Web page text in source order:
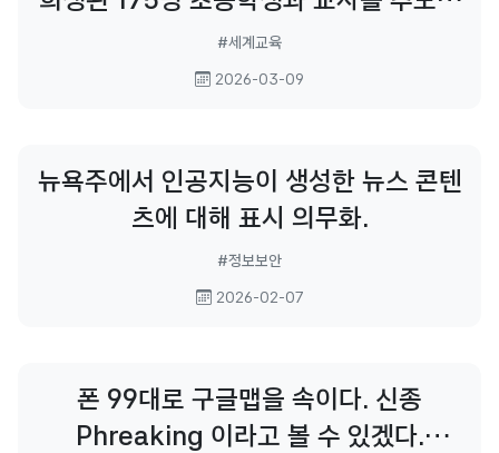
니다. 어떤 이유에서도 어린이가 희생되
어서는 안됩니다. 어른이라면 진심으로
#세계교육
2026-03-09
뉴욕주에서 인공지능이 생성한 뉴스 콘텐
츠에 대해 표시 의무화.
#정보보안
2026-02-07
폰 99대로 구글맵을 속이다. 신종
Phreaking 이라고 볼 수 있겠다.